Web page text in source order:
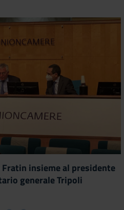
insieme al presidente
generale Tripoli